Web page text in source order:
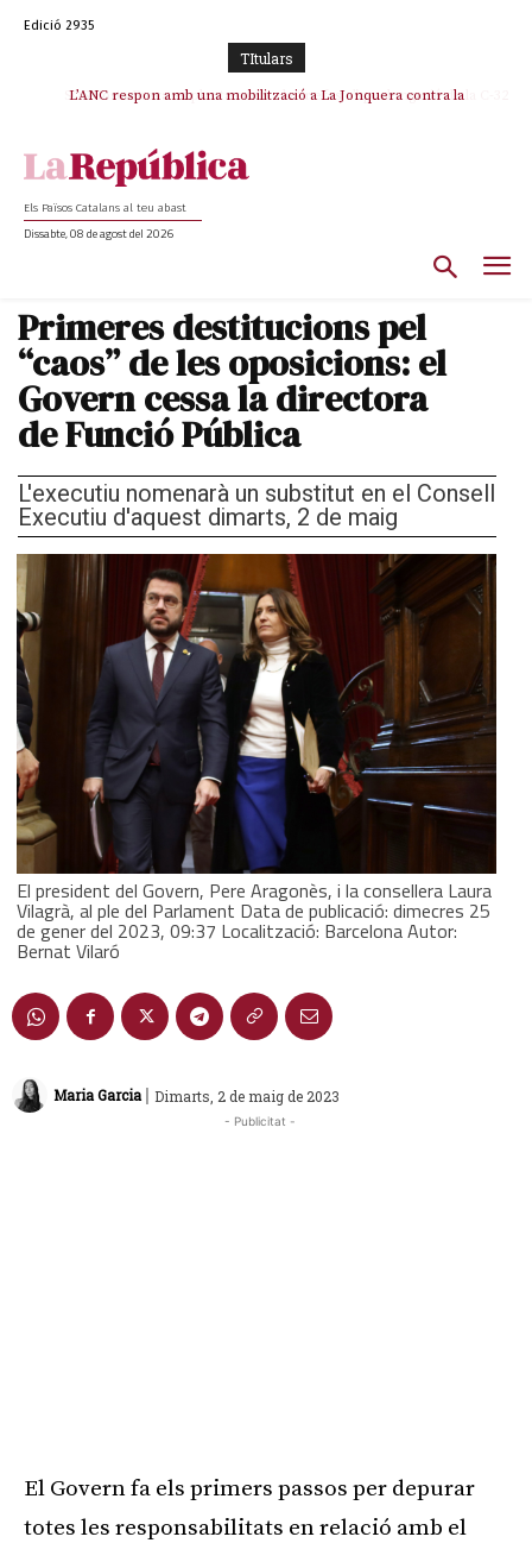
Edició 2935
TItulars
L’ANC respon amb una mobilització a La Jonquera contra la
SOS Costa Brava es planta contra la “nefasta” prolongació de la C-32 i
Els Països Catalans al teu abast
Dissabte, 08 de agost del 2026
Primeres destitucions pel
“caos” de les oposicions: el
Govern cessa la directora
de Funció Pública
L'executiu nomenarà un substitut en el Consell
Executiu d'aquest dimarts, 2 de maig
El president del Govern, Pere Aragonès, i la consellera Laura
Vilagrà, al ple del Parlament Data de publicació: dimecres 25
de gener del 2023, 09:37 Localització: Barcelona Autor:
Bernat Vilaró
Maria Garcia | Dimarts, 2 de maig de 2023
- Publicitat -
El Govern fa els primers passos per depurar
totes les responsabilitats en relació amb el